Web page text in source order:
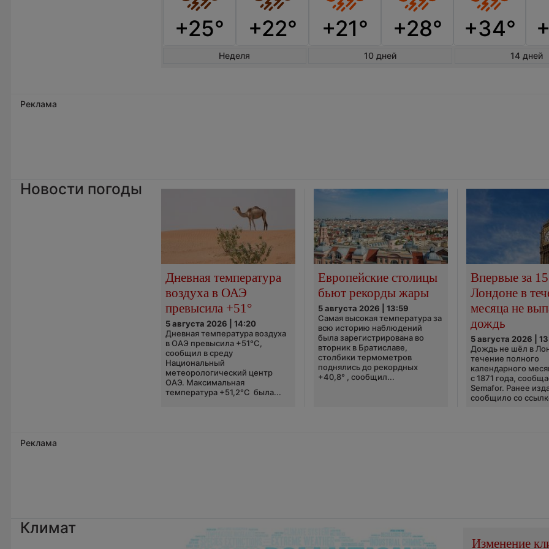
+25° +22° +21° +28° +34°
Неделя 10 дней 14 дней
Реклама
Новости погоды
Дневная температура
воздуха в ОАЭ
превысила +51°
5 августа 2026 | 14:20
Дневная температура воздуха
в ОАЭ превысила +51°C,
сообщил в среду
Национальный
метеорологический центр
ОАЭ. Максимальная
температура +51,2°C была...
Европейские столицы
бьют рекорды жары
5 августа 2026 | 13:59
Самая высокая температура за
всю историю наблюдений
была зарегистрирована во
вторник в Братиславе,
столбики термометров
поднялись до рекордных
+40,8° , сообщил...
Впервые за
Лондоне в
месяца не
дождь
5 августа 2026 |
Дождь не шёл в
течение полного
календарного
с 1871 года,
Semafor. Ранее
сообщило со
Реклама
Климат
Изменение